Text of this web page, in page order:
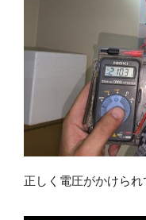
正しく電圧がかけられ